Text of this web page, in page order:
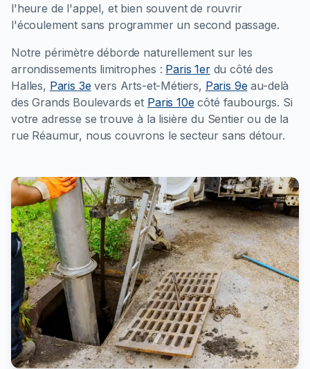
l'heure de l'appel, et bien souvent de rouvrir
l'écoulement sans programmer un second passage.
Notre périmètre déborde naturellement sur les
arrondissements limitrophes : Paris 1erdu côté des
Halles, Paris 3evers Arts-et-Métiers, Paris 9eau-delà
des Grands Boulevards et Paris 10ecôté faubourgs. Si
votre adresse se trouve à la lisière du Sentier ou de la
rue Réaumur, nous couvrons le secteur sans détour.